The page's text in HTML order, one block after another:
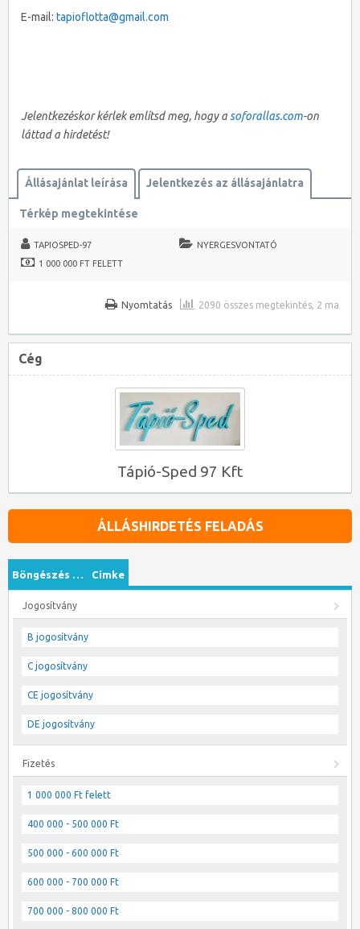
E-mail: tapioflotta@gmail.com
Jelentkezéskor kérlek említsd meg, hogy a soforallas.com-on
láttad a hirdetést!
Állásajánlat leírása Jelentkezés az állásajánlatra
Térkép megtekintése
TAPIOSPED-97
NYERGESVONTATÓ
1 000 000 FT FELETT
2090 összes megtekintés, 2 ma
Nyomtatás
Cég
Tápió-Sped 97 Kft
ÁLLÁSHIRDETÉS FELADÁS
Böngészés … Címke
Jogosítvány
B jogosítvány
C jogosítvány
CE jogosítvány
DE jogosítvány
Fizetés
1 000 000 Ft felett
400 000 - 500 000 Ft
500 000 - 600 000 Ft
600 000 - 700 000 Ft
700 000 - 800 000 Ft